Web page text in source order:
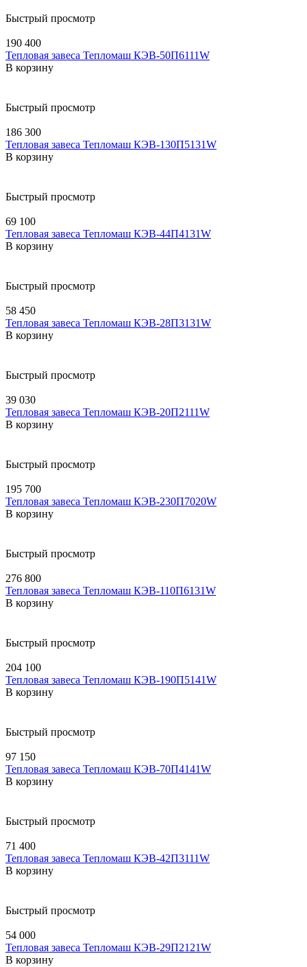
Быстрый просмотр
190 400
Тепловая завеса Тепломаш КЭВ-50П6111W
В корзину
Быстрый просмотр
186 300
Тепловая завеса Тепломаш КЭВ-130П5131W
В корзину
Быстрый просмотр
69 100
Тепловая завеса Тепломаш КЭВ-44П4131W
В корзину
Быстрый просмотр
58 450
Тепловая завеса Тепломаш КЭВ-28П3131W
В корзину
Быстрый просмотр
39 030
Тепловая завеса Тепломаш КЭВ-20П2111W
В корзину
Быстрый просмотр
195 700
Тепловая завеса Тепломаш КЭВ-230П7020W
В корзину
Быстрый просмотр
276 800
Тепловая завеса Тепломаш КЭВ-110П6131W
В корзину
Быстрый просмотр
204 100
Тепловая завеса Тепломаш КЭВ-190П5141W
В корзину
Быстрый просмотр
97 150
Тепловая завеса Тепломаш КЭВ-70П4141W
В корзину
Быстрый просмотр
71 400
Тепловая завеса Тепломаш КЭВ-42П3111W
В корзину
Быстрый просмотр
54 000
Тепловая завеса Тепломаш КЭВ-29П2121W
В корзину